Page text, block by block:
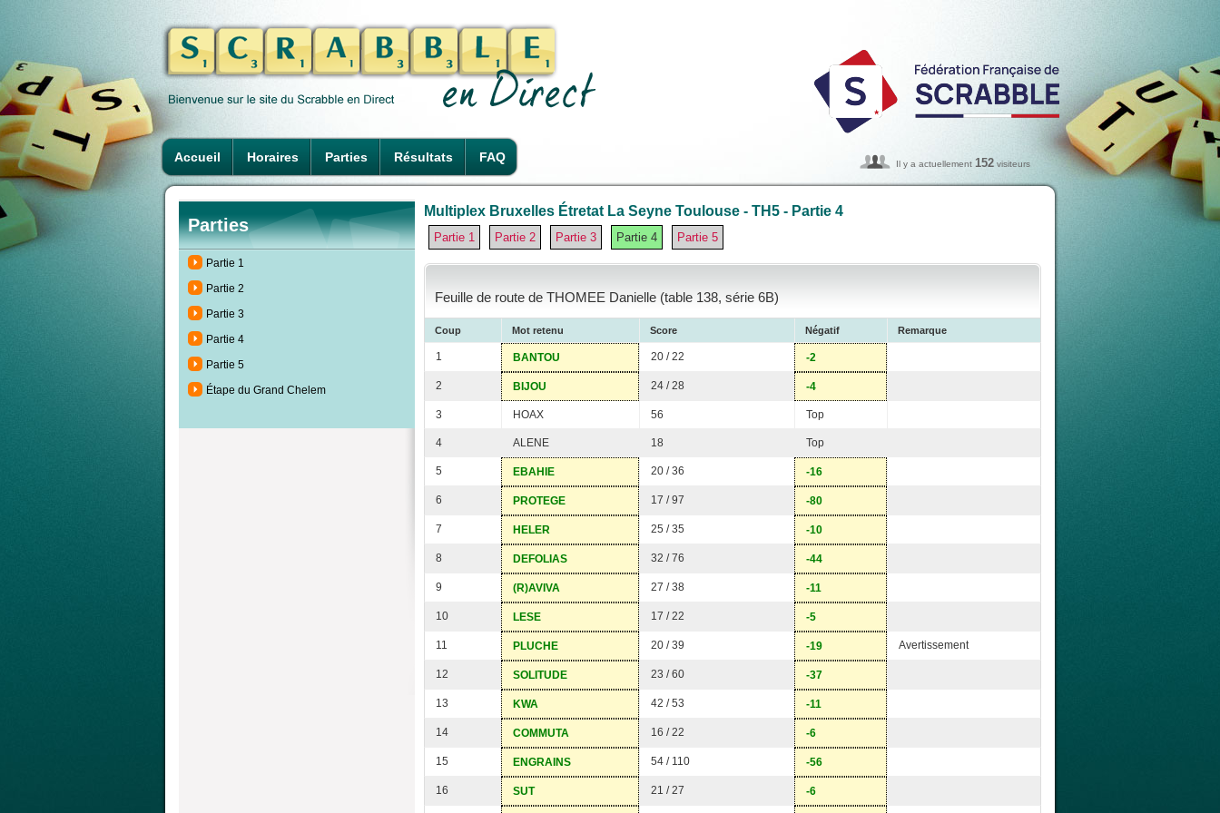
Accueil Horaires Parties Résultats FAQ Il y a actuellement 152 visiteurs
Parties
Partie 1
Partie 2
Partie 3
Partie 4
Partie 5
Étape du Grand Chelem
Multiplex Bruxelles Étretat La Seyne Toulouse - TH5 - Partie 4
Partie 1 Partie 2 Partie 3 Partie 4 Partie 5
Feuille de route de THOMEE Danielle (table 138, série 6B)
Coup Mot retenu Score Négatif Remarque
1 BANTOU 20 / 22 -2
2 BIJOU 24 / 28 -4
3 HOAX 56 Top
4 ALENE 18 Top
5 EBAHIE 20 / 36 -16
6 PROTEGE 17 / 97 -80
7 HELER 25 / 35 -10
8 DEFOLIAS 32 / 76 -44
9 (R)AVIVA 27 / 38 -11
10 LESE 17 / 22 -5
11 PLUCHE 20 / 39 -19 Avertissement
12 SOLITUDE 23 / 60 -37
13 KWA 42 / 53 -11
14 COMMUTA 16 / 22 -6
15 ENGRAINS 54 / 110 -56
16 SUT 21 / 27 -6